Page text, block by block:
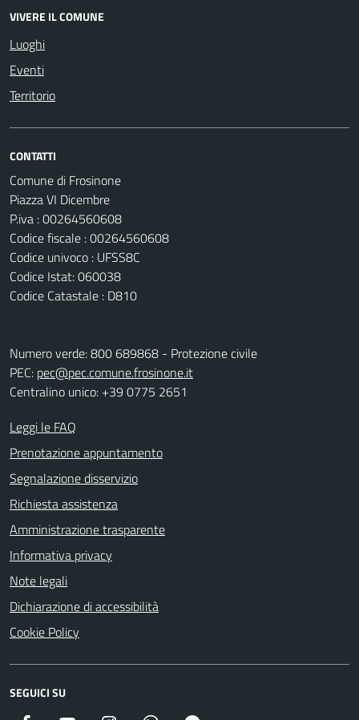
VIVERE IL COMUNE
Luoghi
Eventi
Territorio
CONTATTI
Comune di Frosinone
Piazza VI Dicembre
P.iva : 00264560608
Codice fiscale : 00264560608
Codice univoco : UFSS8C
Codice Istat: 060038
Codice Catastale : D810
Numero verde: 800 689868 - Protezione civile
PEC: pec@pec.comune.frosinone.it
Centralino unico: +39 0775 2651
Leggi le FAQ
Prenotazione appuntamento
Segnalazione disservizio
Richiesta assistenza
Amministrazione trasparente
Informativa privacy
Note legali
Dichiarazione di accessibilità
Cookie Policy
SEGUICI SU